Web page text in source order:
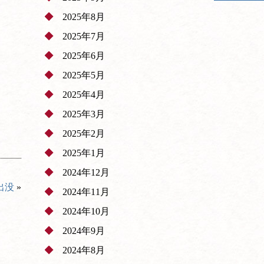
没»
2025年8月
2025年7月
2025年6月
2025年5月
2025年4月
2025年3月
2025年2月
2025年1月
2024年12月
2024年11月
2024年10月
2024年9月
2024年8月